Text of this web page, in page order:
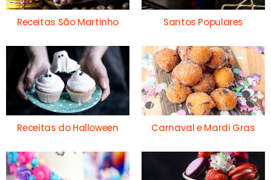
Receitas São Martinho Santos Populares
Receitas do Halloween Carnaval e Mardi Gras